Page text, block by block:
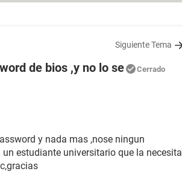
Siguiente Tema
de bios ,y no lo se Cerrado
y nada mas ,nose ningun
estudiante universitario que la necesita